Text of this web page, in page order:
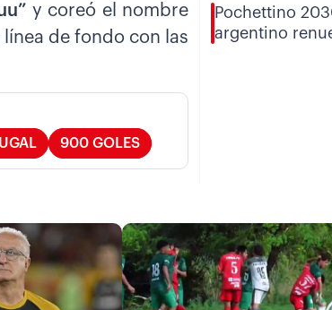
y coreó el nombre
de fondo con las
900 GOLES
Pochettino
argentino